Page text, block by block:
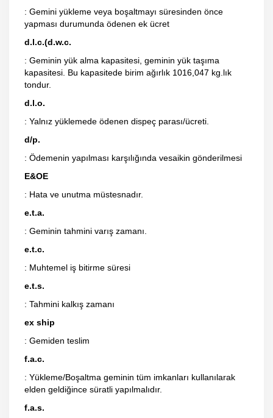
: Gemini yükleme veya boşaltmayı süresinden önce
yapması durumunda ödenen ek ücret
d.l.c.(d.w.c.
: Geminin yük alma kapasitesi, geminin yük taşıma
kapasitesi. Bu kapasitede birim ağırlık 1016,047 kg.lık
tondur.
d.l.o.
: Yalnız yüklemede ödenen dispeç parası/ücreti.
d/p.
: Ödemenin yapılması karşılığında vesaikin gönderilmesi
E&OE
: Hata ve unutma müstesnadır.
e.t.a.
: Geminin tahmini varış zamanı.
e.t.c.
: Muhtemel iş bitirme süresi
e.t.s.
: Tahmini kalkış zamanı
ex ship
: Gemiden teslim
f.a.c.
: Yükleme/Boşaltma geminin tüm imkanları kullanılarak
elden geldiğince süratli yapılmalıdır.
f.a.s.